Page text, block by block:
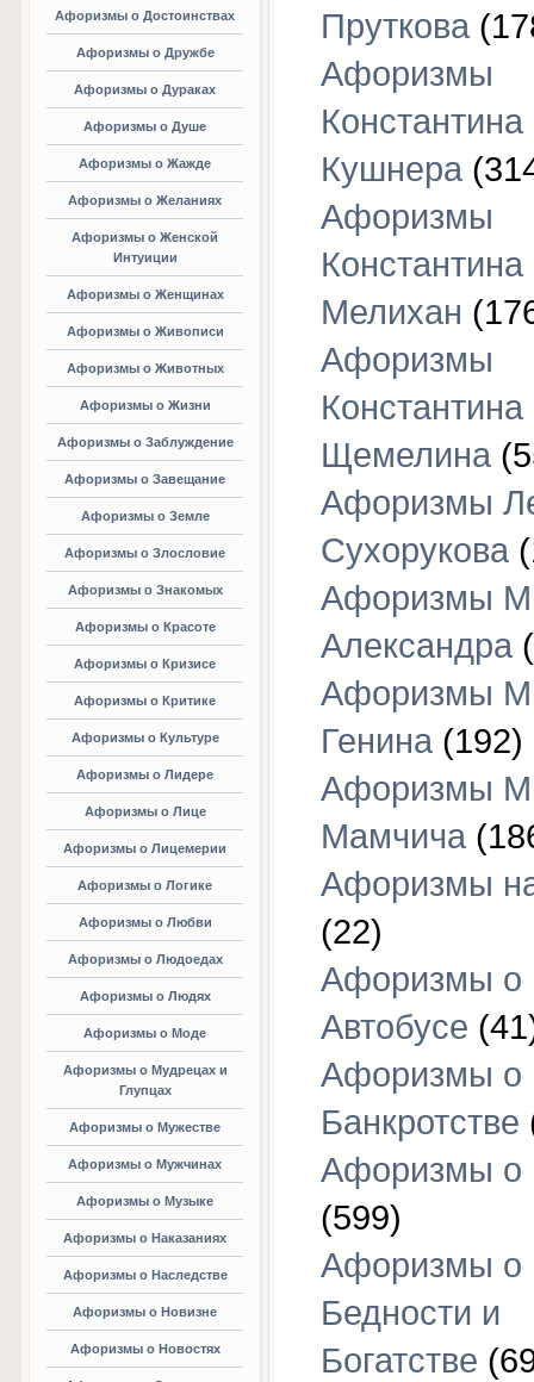
Афоризмы о Достоинствах
Афоризмы о Дружбе
Афоризмы о Дураках
Афоризмы о Душе
Афоризмы о Жажде
Афоризмы о Желаниях
Афоризмы о Женской
Интуиции
Афоризмы о Женщинах
Афоризмы о Живописи
Афоризмы о Животных
Афоризмы о Жизни
Афоризмы о Заблуждение
Афоризмы о Завещание
Афоризмы о Земле
Афоризмы о Злословие
Афоризмы о Знакомых
Афоризмы о Красоте
Афоризмы о Кризисе
Афоризмы о Критике
Афоризмы о Культуре
Афоризмы о Лидере
Афоризмы о Лице
Афоризмы о Лицемерии
Афоризмы о Логике
Афоризмы о Любви
Афоризмы о Людоедах
Афоризмы о Людях
Афоризмы о Моде
Афоризмы о Мудрецах и
Глупцах
Афоризмы о Мужестве
Афоризмы о Мужчинах
Афоризмы о Музыке
Афоризмы о Наказаниях
Афоризмы о Наследстве
Афоризмы о Новизне
Афоризмы о Новостях
Пруткова
Афоризмы
Константина
Кушнера
Афоризмы
Константина
Мелихан
Афоризмы
Константина
Щемелина
Афоризмы
Сухорукова
Афоризмы
Александра
Афоризмы
Генина (192)
Афоризмы
Мамчича
Афоризмы
(22)
Афоризмы о
Автобусе
Афоризмы о
Банкротстве
Афоризмы о
(599)
Афоризмы о
Бедности и
Богатстве